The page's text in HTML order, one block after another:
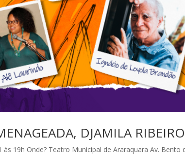
DJAMILA RIBEIRO
19h Onde? Teatro Municipal de Araraquara Av. Bento